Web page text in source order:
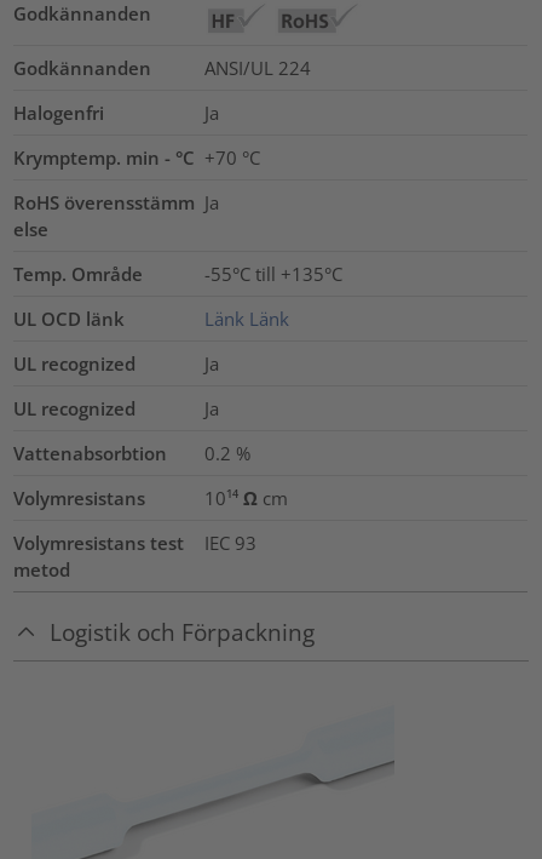
Godkännanden
Godkännanden
ANSI/UL 224
Halogenfri
Ja
Krymptemp. min - °C +70 °C
RoHS överensstämm
else
Ja
Temp. Område
-55°C till +135°C
UL OCD länk
Länk Länk
UL recognized
Ja
UL recognized
Ja
Vattenabsorbtion
0.2 %
Volymresistans
10¹⁴ Ω cm
Volymresistans test
metod
IEC 93
Logistik och Förpackning